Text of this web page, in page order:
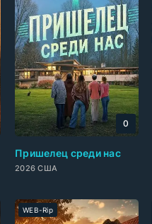
Пришелец среди нас
2026 США
0
WEB-Rip